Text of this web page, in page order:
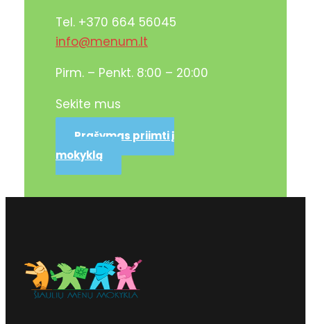
Tel. +370 664 56045
info@menum.lt
Pirm. – Penkt. 8:00 – 20:00
Sekite mus
Prašymas priimti į
mokyklą